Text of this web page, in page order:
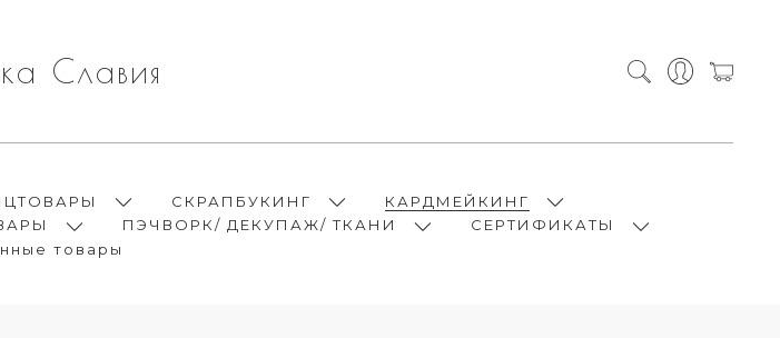
Славия
СКРАПБУКИНГ
КАРДМЕЙКИНГ
ПЭЧВОРК/ ДЕКУПАЖ/ ТКАНИ
СЕРТИФИКАТЫ
товары